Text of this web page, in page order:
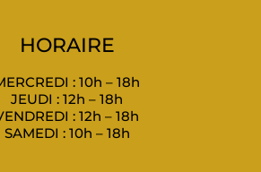
HORAIRE
: 10h – 18h
JEUDI : 12h – 18h
: 12h – 18h
SAMEDI : 10h – 18h